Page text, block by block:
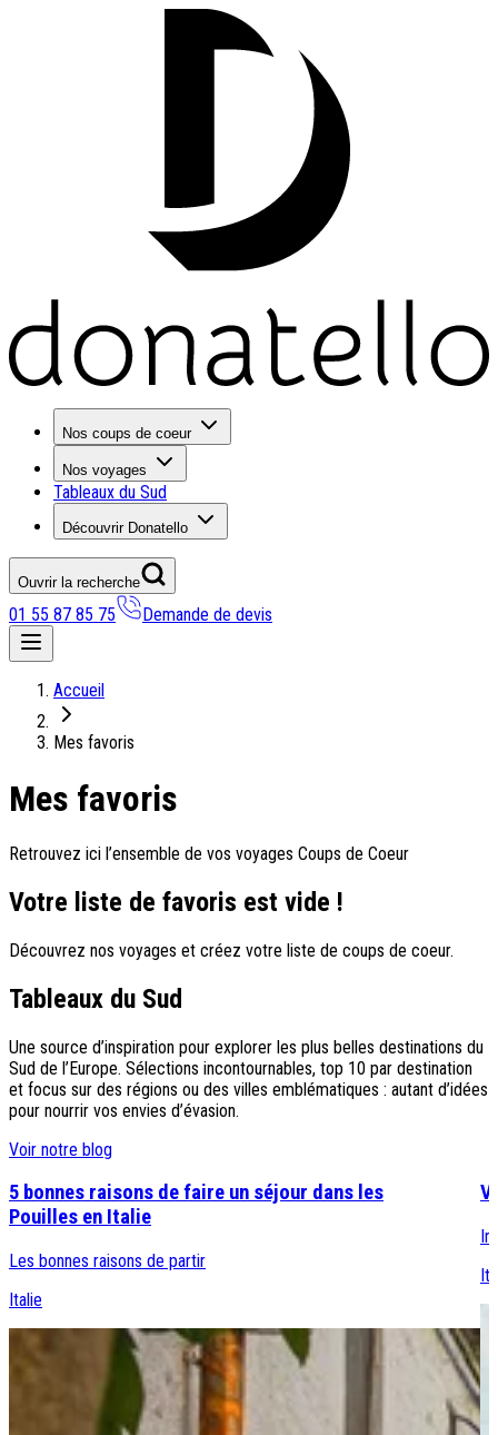
Nos coups de coeur
Nos voyages
Tableaux du Sud
Découvrir Donatello
Ouvrir la recherche
01 55 87 85 75 Demande de devis
Nos coups de coeur
On adore
Notre nouveauté : Madère douceur Atlantique
Séjour en amoureux : Acacia Marina
Un circuit au charme slovène
Voyage en petit groupe au Parthénope
Nos voyages
Croatie
Espagne
Grèce
Portugal
Types de voyage
Circuits accompagnés
Circuits en petit groupe
Séjours avec excursions
Week-ends & courts séjours
Itinéraires au volant
Croisières
Tableaux du Sud
Accueil
Mes favoris
Mes favoris
Retrouvez ici l’ensemble de vos voyages Coups de Coeur
Votre liste de favoris est vide !
Découvrez nos voyages et créez votre liste de coups de coeur.
Tableaux du Sud
Une source d’inspiration pour explorer les plus belles destinations du
Sud de l’Europe. Sélections incontournables, top 10 par destination
et focus sur des régions ou des villes emblématiques : autant d’idées
pour nourrir vos envies d’évasion.
Voir notre blog
5 bonnes raisons de faire un séjour dans les
Pouilles en Italie
Les bonnes raisons de partir
Italie